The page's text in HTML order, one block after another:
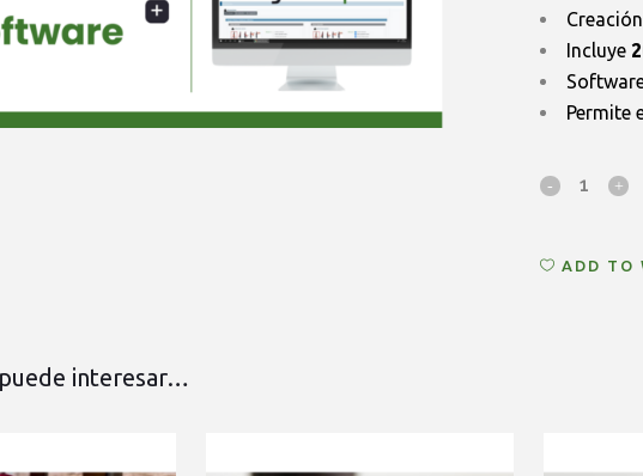
Incluye
Permite
Formación
ERGOsoft
ADD TO
interesar…